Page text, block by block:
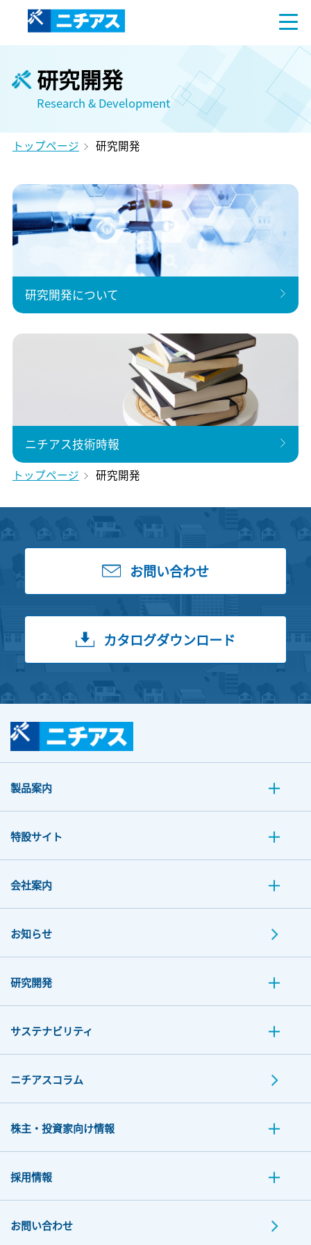
研究開発
Research & Development
トップページ 研究開発
研究開発について
ニチアス技術時報
トップページ 研究開発
お問い合わせ
カタログダウンロード
製品案内
特設サイト
会社案内
お知らせ
研究開発
サステナビリティ
ニチアスコラム
株主・投資家向け情報
採用情報
お問い合わせ